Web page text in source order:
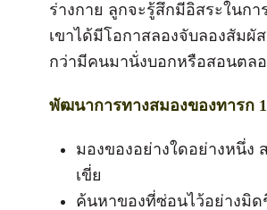
ร่างกาย ลูกจะรู้สึกมีอิสระในกา
เขาได้มีโอกาสลองจับลองสัมผั
กว่ามีคนมานั่งบอกหรือสอนตลอ
พัฒนาการทางสมองของทารก
มองของอย่างใดอย่างหนึ่ง
เขี่ย
ค้นหาของที่ซ่อนไว้อย่างมิด